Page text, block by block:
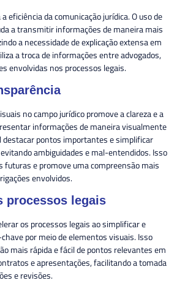
eficiência da comunicação jurídica. O uso de
a transmitir informações de maneira mais
a necessidade de explicação extensa em
a troca de informações entre advogados,
envolvidas nos processos legais.
no campo jurídico promove a clareza e a
informações de maneira visualmente
destacar pontos importantes e simplificar
ambiguidades e mal-entendidos. Isso
futuras e promove uma compreensão mais
envolvidos.
processos legais
os processos legais ao simplificar e
por meio de elementos visuais. Isso
mais rápida e fácil de pontos relevantes em
e apresentações, facilitando a tomada
e revisões.